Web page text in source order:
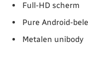
Full-HD scherm
Pure Android-
Metalen unibody